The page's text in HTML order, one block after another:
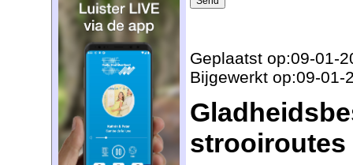
Geplaatst op:09-01-
Bijgewerkt op:09-01-
strooiroutes